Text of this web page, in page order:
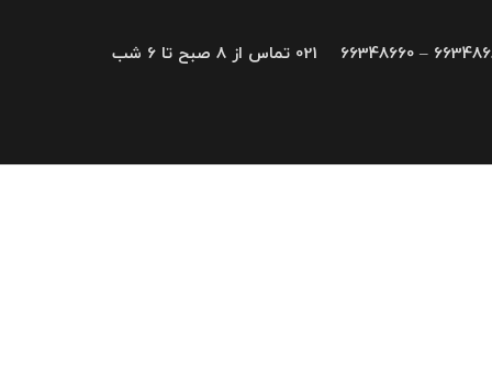
66348680 – 021 تماس از 8 صبح تا 6 شب